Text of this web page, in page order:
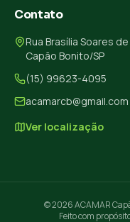
Contato
Rua Brasília Soares
Capão Bonito/SP
(15) 99623-4095
acamarcb@gmail.com
Ver localização
© 2026 ACAMAR
Feito com